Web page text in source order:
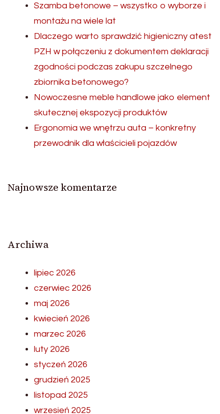
Szamba betonowe – wszystko o wyborze i
montażu na wiele lat
Dlaczego warto sprawdzić higieniczny atest
PZH w połączeniu z dokumentem deklaracji
zgodności podczas zakupu szczelnego
zbiornika betonowego?
Nowoczesne meble handlowe jako element
skutecznej ekspozycji produktów
Ergonomia we wnętrzu auta – konkretny
przewodnik dla właścicieli pojazdów
Najnowsze komentarze
Archiwa
lipiec 2026
czerwiec 2026
maj 2026
kwiecień 2026
marzec 2026
luty 2026
styczeń 2026
grudzień 2025
listopad 2025
wrzesień 2025